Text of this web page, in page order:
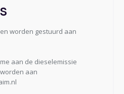
worden gestuurd aan
aan de dieselemissie
aan